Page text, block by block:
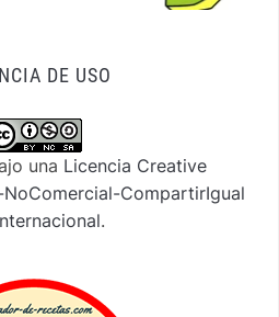
DE USO
una Licencia Creative
CompartirIgual
.